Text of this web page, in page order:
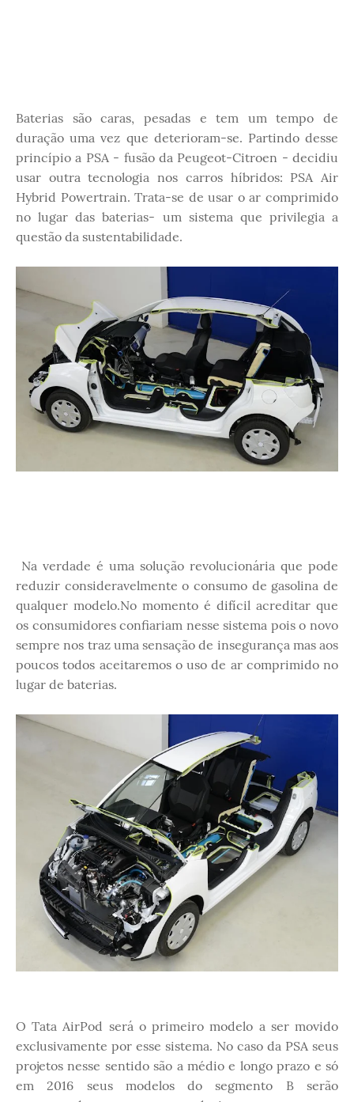
Baterias são caras, pesadas e tem um tempo de
duração uma vez que deterioram-se. Partindo desse
princípio a PSA - fusão da Peugeot-Citroen - decidiu
usar outra tecnologia nos carros híbridos: PSA Air
Hybrid Powertrain. Trata-se de usar o ar comprimido
no lugar das baterias- um sistema que privilegia a
questão da sustentabilidade.
Na verdade é uma solução revolucionária que pode
reduzir consideravelmente o consumo de gasolina de
qualquer modelo.No momento é difícil acreditar que
os consumidores confiariam nesse sistema pois o novo
sempre nos traz uma sensação de insegurança mas aos
poucos todos aceitaremos o uso de ar comprimido no
lugar de baterias.
O Tata AirPod será o primeiro modelo a ser movido
exclusivamente por esse sistema. No caso da PSA seus
projetos nesse sentido são a médio e longo prazo e só
em 2016 seus modelos do segmento B serão